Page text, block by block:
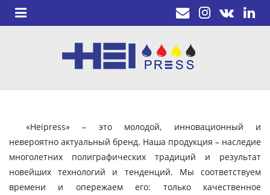
«Heipress» – это молодой, инновационный и
невероятно актуальный бренд. Наша продукция – наследие
многолетних полиграфических традиций и результат
новейших технологий и тенденций. Мы соответствуем
времени и опережаем его: только качественное